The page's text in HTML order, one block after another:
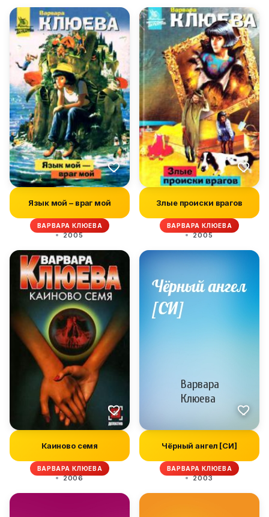
Язык мой – враг мой
ВАРВАРА КЛЮЕВА
2005
Злые происки врагов
ВАРВАРА КЛЮЕВА
2005
Каиново семя
ВАРВАРА КЛЮЕВА
2006
Чёрный ангел [СИ]
ВАРВАРА КЛЮЕВА
2003